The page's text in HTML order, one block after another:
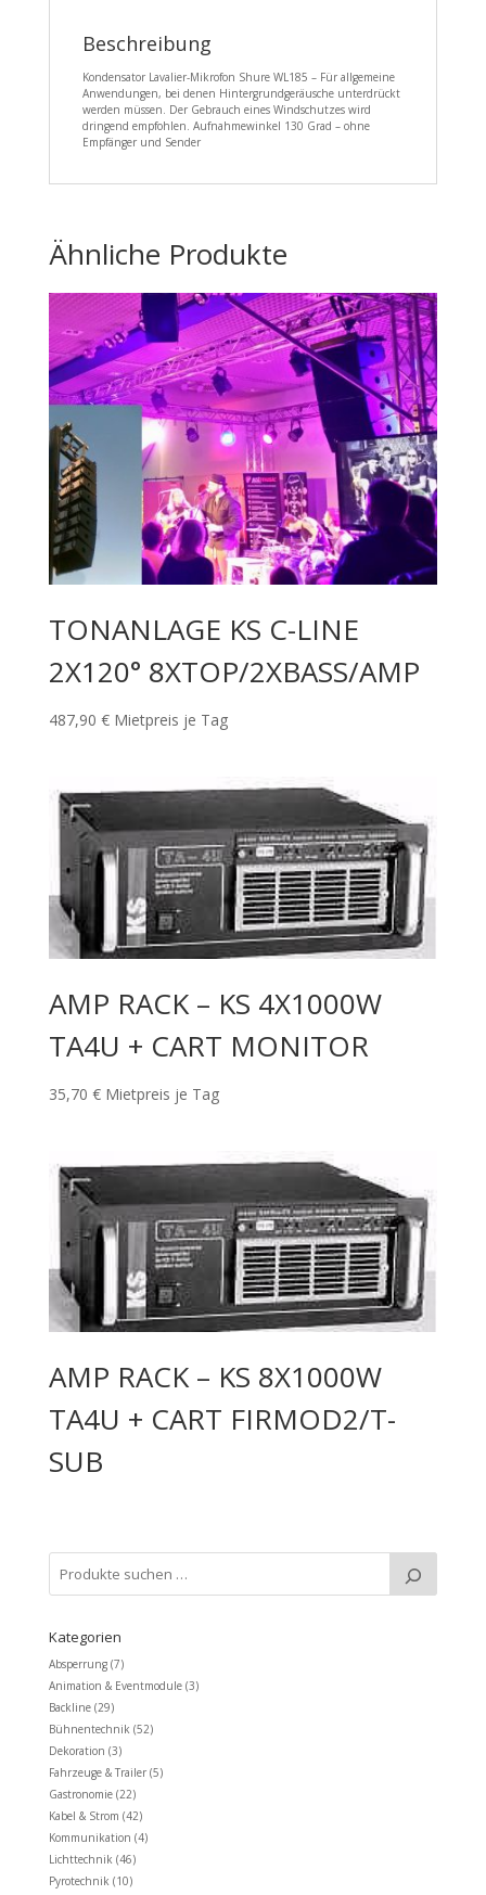
Beschreibung
Kondensator Lavalier-Mikrofon Shure WL185 – Für allgemeine
Anwendungen, bei denen Hintergrundgeräusche unterdrückt
werden müssen. Der Gebrauch eines Windschutzes wird
dringend empfohlen. Aufnahmewinkel 130 Grad – ohne
Empfänger und Sender
Ähnliche Produkte
TONANLAGE KS C-LINE
2X120° 8XTOP/2XBASS/AMP
487,90 € Mietpreis je Tag
AMP RACK – KS 4X1000W
TA4U + CART MONITOR
35,70 € Mietpreis je Tag
AMP RACK – KS 8X1000W
TA4U + CART FIRMOD2/T-
SUB
Kategorien
Absperrung (7)
Animation & Eventmodule (3)
Backline (29)
Bühnentechnik (52)
Dekoration (3)
Fahrzeuge & Trailer (5)
Gastronomie (22)
Kabel & Strom (42)
Kommunikation (4)
Lichttechnik (46)
Pyrotechnik (10)